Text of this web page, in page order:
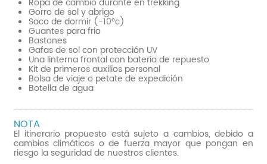
Gorro de sol y abrigo
Saco de dormir (-10°c)
Guantes para frio
Bastones
Gafas de sol con protección UV
Una linterna frontal con batería de repuesto
Kit de primeros auxilios personal
Bolsa de viaje o petate de expedición
Botella de agua
NOTA
El itinerario propuesto está sujeto a cambios, debido a
cambios climáticos o de fuerza mayor que pongan en
riesgo la seguridad de nuestros clientes.